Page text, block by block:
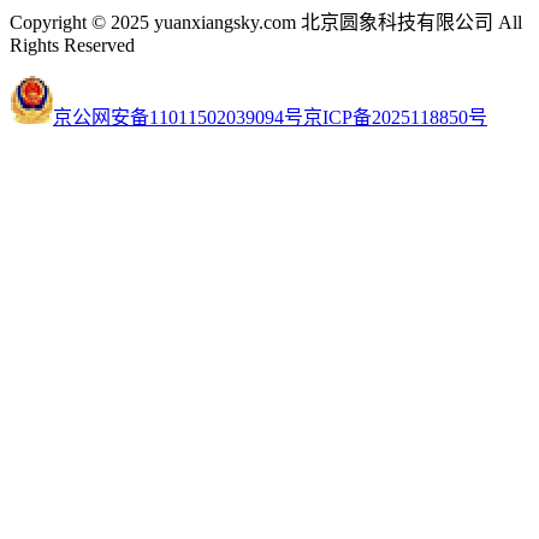
Copyright © 2025 yuanxiangsky.com 北京圆象科技有限公司 All
Rights Reserved
京公网安备11011502039094号京ICP备2025118850号